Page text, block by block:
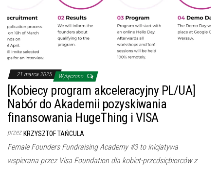
21 marca 2025 Wyłączono
[Kobiecy program akceleracyjny PL/UA]
Nabór do Akademii pozyskiwania
finansowania HugeThing i VISA
przez KRZYSZTOF TAŃCULA
Female Founders Fundraising Academy #3 to inicjatywa
wspierana przez Visa Foundation dla kobiet-przedsiębiorców z